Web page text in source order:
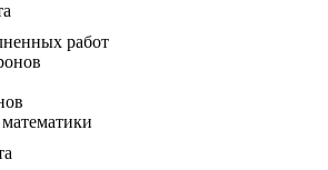
работ